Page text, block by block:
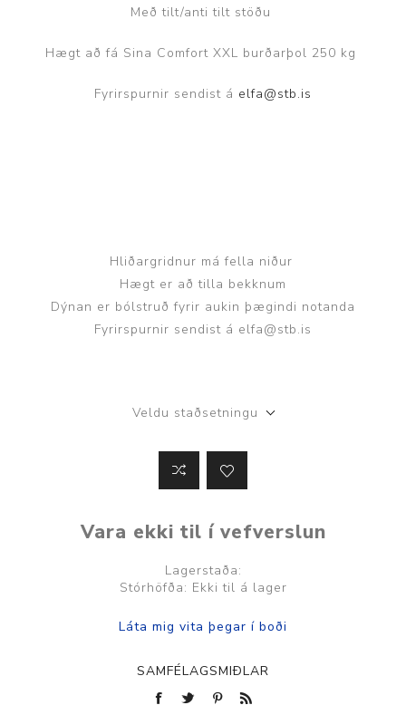
Með tilt/anti tilt stöðu
Hægt að fá Sina Comfort XXL burðarþol 250 kg
Fyrirspurnir sendist á elfa@stb.is
Hliðargridnur má fella niður
Hægt er að tilla bekknum
Dýnan er bólstruð fyrir aukin þægindi notanda
Fyrirspurnir sendist á elfa@stb.is
Veldu staðsetningu
Vara ekki til í vefverslun
Lagerstaða:
Stórhöfða: Ekki til á lager
SAMFÉLAGSMIÐLAR